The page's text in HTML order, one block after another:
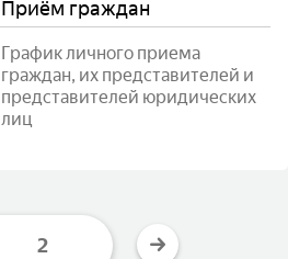
Приём граждан
График личного приема
граждан, их представителей и
представителей юридических
лиц
2